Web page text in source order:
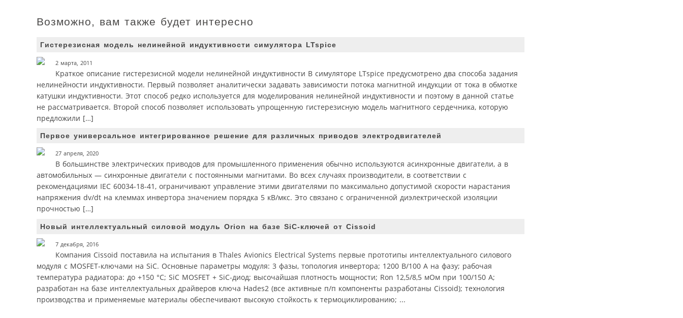
Возможно, вам также будет интересно
Гистерезисная модель нелинейной индуктивности симулятора LTspice
2 марта, 2011
Краткое описание гистерезисной модели нелинейной индуктивности В симуляторе LTspice предусмотрено два способа задания
нелинейности индуктивности. Первый позволяет аналитически задавать зависимости потока магнитной индукции от тока в обмотке
катушки индуктивности. Этот способ редко используется для моделирования нелинейной индуктивности и поэтому в данной статье
не рассматривается. Второй способ позволяет использовать упрощенную гистерезисную модель магнитного сердечника, которую
предложили […]
Первое универсальное интегрированное решение для различных приводов электродвигателей
27 апреля, 2020
В большинстве электрических приводов для промышленного применения обычно используются асинхронные двигатели, а в
автомобильных — синхронные двигатели с постоянными магнитами. Во всех случаях производители, в соответствии с
рекомендациями IEC 60034-18-41, ограничивают управление этими двигателями по максимально допустимой скорости нарастания
напряжения dv/dt на клеммах инвертора значением порядка 5 кВ/мкс. Это связано с ограниченной диэлектрической изоляции
прочностью […]
Новый интеллектуальный силовой модуль Orion на базе SiC-ключей от Cissoid
7 декабря, 2016
Компания Cissoid поставила на испытания в Thales Avionics Electrical Systems первые прототипы интеллектуального силового
модуля с MOSFET-ключами на SiC. Основные параметры модуля: 3 фазы, топология инвертора; 1200 В/100 A на фазу; рабочая
температура радиатора: до +150 °С; SiC MOSFET + SiC-диод; высочайшая плотность мощности; Ron 12,5/8,5 мОм при 100/150 A;
разработан на базе интеллектуальных драйверов ключа Hades2 (все активные п/п компоненты разработаны Cissoid); технология
производства и применяемые материалы обеспечивают высокую стойкость к термоциклированию; ...